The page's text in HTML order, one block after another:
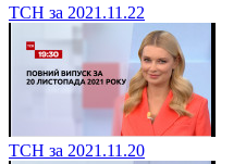
ТСН за 2021.11.22
ТСН за 2021.11.20